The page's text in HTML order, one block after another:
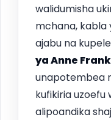
walidumisha
mchana, kabla
ajabu na
ya Anne Frank
unapotembea
kufikiria uzoefu
alipoandika